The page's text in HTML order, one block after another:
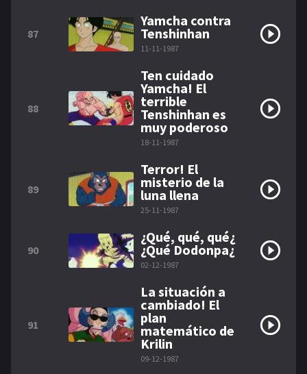
87
Yamcha contra
Tenshinhan
11-11-1987
88
Ten cuidado
Yamcha! El
terrible
Tenshinhan es
muy poderoso
18-11-1987
89
Terror! El
misterio de la
luna llena
25-11-1987
90
¿Qué, qué, qué¿
¿Qué Dodonpa¿
02-12-1987
91
La situación a
cambiado! El
plan
matemático de
Krilin
09-12-1987